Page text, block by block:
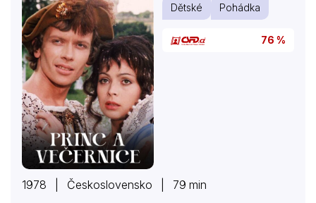
Dětské
Pohádka
76 %
1978 | Československo | 79 min